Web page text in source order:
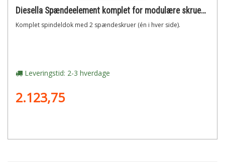
Diesella Spændeelement komplet for modulære skruestik (gt-serie 5)
Komplet spindeldok med 2 spændeskruer (én i hver side).
Leveringstid: 2-3 hverdage
2.123,75